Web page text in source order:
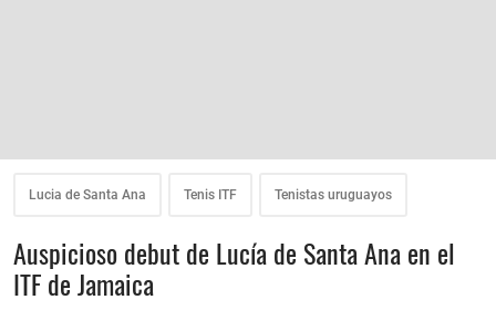
Lucia de Santa Ana Tenis ITF Tenistas uruguayos
Auspicioso debut de Lucía de Santa Ana en el
ITF de Jamaica